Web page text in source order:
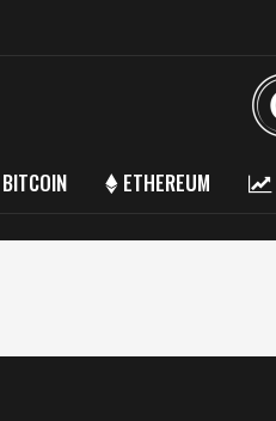
BITCOIN ETHEREUM